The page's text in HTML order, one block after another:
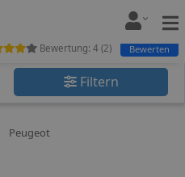
Filtern
Peugeot
Bewertung: 4 (2) Bewerten